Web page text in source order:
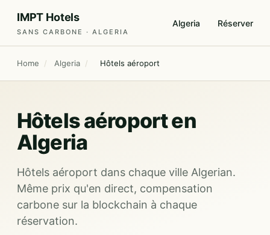
IMPT Hotels
SANS CARBONE · ALGERIA
Algeria Réserver
Home / Algeria / Hôtels aéroport
Hôtels aéroport en
Algeria
Hôtels aéroport dans chaque ville Algerian.
Même prix qu'en direct, compensation
carbone sur la blockchain à chaque
réservation.